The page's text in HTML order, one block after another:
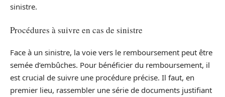
sinistre.
Procédures à suivre en cas de sinistre
Face à un sinistre, la voie vers le remboursement peut être
semée d’embûches. Pour bénéficier du remboursement, il
est crucial de suivre une procédure précise. Il faut, en
premier lieu, rassembler une série de documents justifiant